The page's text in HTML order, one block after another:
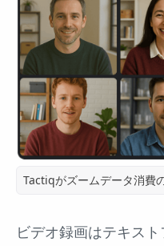
Tactiqがズームデータ消費
ビデオ録画はテキス